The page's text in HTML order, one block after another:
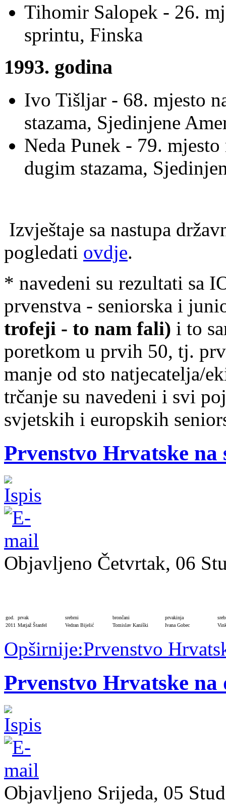
Tihomir Salopek - 26.
sprintu, Finska
1993. godina
Ivo Tišljar - 68. mjesto
stazama, Sjedinjene
Neda Punek - 79.
dugim stazama,
Izvještaje sa nastupa
pogledati ovdje.
* navedeni su rezultati sa
prvenstva - seniorska i
trofeji - to nam fali) i to
poretkom u prvih 50, tj.
manje od sto natjecatelja/
trčanje su navedeni i svi
svjetskih i europskih
Prvenstvo Hrvatske na
Objavljeno Četvrtak, 06
god. prvak srebrni brončani prvakinja
2011 Matjaž Štanfel Vedran Bijelić Tomislav Kaniški Ivana Gobec
Opširnije:Prvenstvo
Prvenstvo Hrvatske na
Objavljeno Srijeda, 05